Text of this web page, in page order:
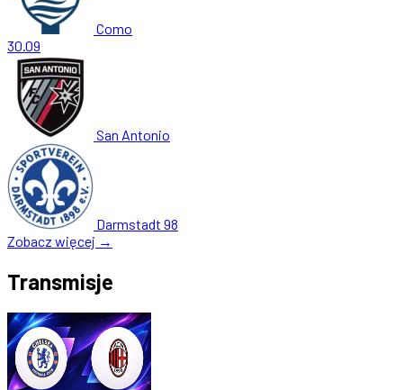
Como
30.09
San Antonio
Darmstadt 98
Zobacz więcej →
Transmisje